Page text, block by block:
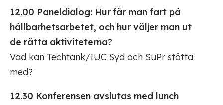
12.00 Paneldialog: Hur får man fart på
hållbarhetsarbetet, och hur väljer man ut
de rätta aktiviteterna?
Vad kan Techtank/IUC Syd och SuPr stötta
med?
12.30 Konferensen avslutas med lunch